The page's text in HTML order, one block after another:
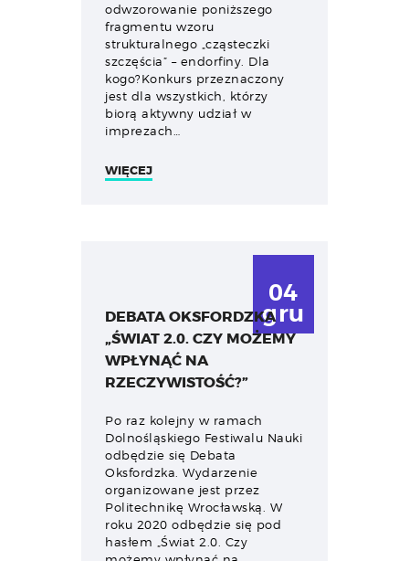
odwzorowanie poniższego
fragmentu wzoru
strukturalnego „cząsteczki
szczęścia” – endorfiny. Dla
kogo?Konkurs przeznaczony
jest dla wszystkich, którzy
biorą aktywny udział w
imprezach…
WIĘCEJ
04
gru
DEBATA OKSFORDZKA
„ŚWIAT 2.0. CZY MOŻEMY
WPŁYNĄĆ NA
RZECZYWISTOŚĆ?”
Po raz kolejny w ramach
Dolnośląskiego Festiwalu Nauki
odbędzie się Debata
Oksfordzka. Wydarzenie
organizowane jest przez
Politechnikę Wrocławską. W
roku 2020 odbędzie się pod
hasłem „Świat 2.0. Czy